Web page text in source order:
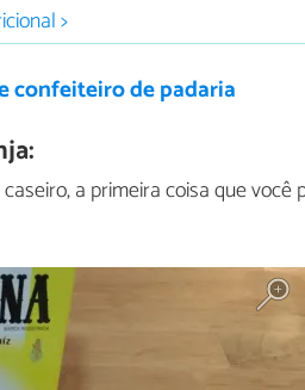
>
confeiteiro de padaria
a primeira coisa que você